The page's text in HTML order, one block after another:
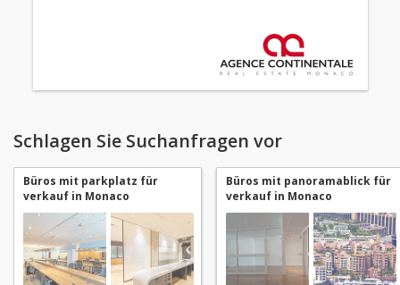
Schlagen Sie Suchanfragen vor
Büros mit parkplatz für
verkauf in Monaco
Fontvieille
Büros mit panoramablick für
verkauf in Monaco
Fontvieille